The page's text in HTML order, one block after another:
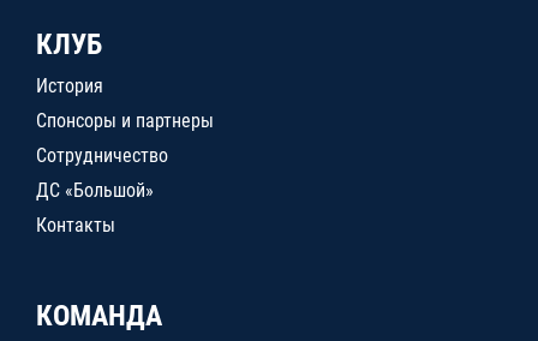
КЛУБ
История
Спонсоры и партнеры
Сотрудничество
ДС «Большой»
Контакты
КОМАНДА